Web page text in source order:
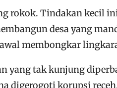
rokok. Tindakan kecil
desa yang
membongkar
yang tak kunjung
digerogoti korupsi